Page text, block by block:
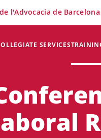
SERVICES
l'Advocacia de Barcelona